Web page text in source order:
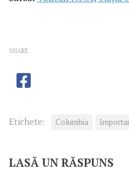
SHARE
Etichete: Columbia
LASĂ UN RĂSPUNS